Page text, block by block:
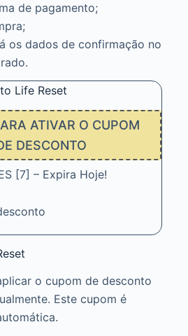
de pagamento;
os dados de confirmação no
Life Reset
ATIVAR O CUPOM
DESCONTO
[7] – Expira Hoje!
o cupom de desconto
Este cupom é